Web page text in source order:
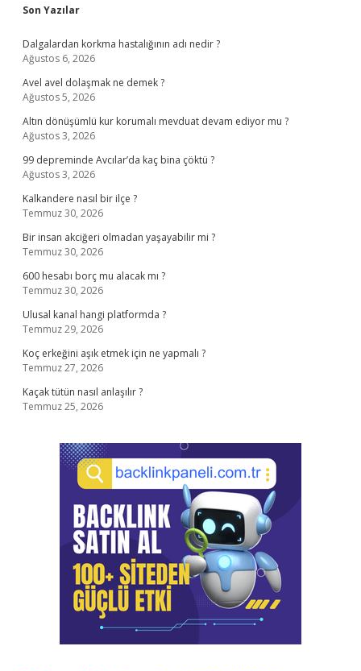
Sidebar
Son Yazılar
Dalgalardan korkma hastalığının adı nedir ?
Ağustos 6, 2026
Avel avel dolaşmak ne demek ?
Ağustos 5, 2026
Altın dönüşümlü kur korumalı mevduat devam ediyor mu ?
Ağustos 3, 2026
99 depreminde Avcılar’da kaç bina çöktü ?
Ağustos 3, 2026
Kalkandere nasıl bir ilçe ?
Temmuz 30, 2026
Bir insan akciğeri olmadan yaşayabilir mi ?
Temmuz 30, 2026
600 hesabı borç mu alacak mı ?
Temmuz 30, 2026
Ulusal kanal hangi platformda ?
Temmuz 29, 2026
Koç erkeğini aşık etmek için ne yapmalı ?
Temmuz 27, 2026
Kaçak tütün nasıl anlaşılır ?
Temmuz 25, 2026